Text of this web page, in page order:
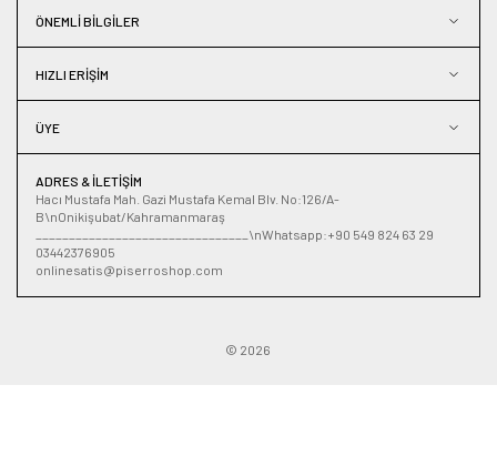
ÖNEMLI BILGILER
HIZLI ERIŞIM
ÜYE
ADRES & İLETIŞIM
Hacı Mustafa Mah. Gazi Mustafa Kemal Blv. No:126/A-
B\nOnikişubat/Kahramanmaraş
________________________________\nWhatsapp:+90 549 824 63 29
03442376905
onlinesatis@piserroshop.com
© 2026